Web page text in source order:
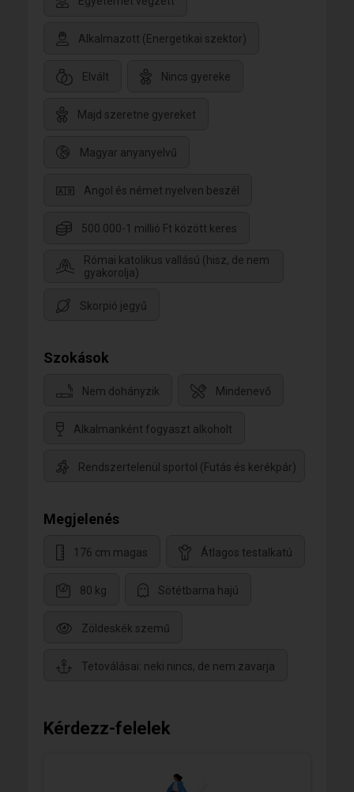
Alkalmazott (Energetikai szektor)
Elvált Nincs gyereke
Majd szeretne gyereket
Magyar anyanyelvű
Angol és német nyelven beszél
500.000-1 millió Ft között keres
Római katolikus vallású (hisz, de nem
gyakorolja)
Skorpió jegyű
Szokások
Nem dohányzik Mindenevő
Alkalmanként fogyaszt alkoholt
Rendszertelenül sportol (Futás és kerékpár)
Megjelenés
176 cm magas Átlagos testalkatú
80 kg Sötétbarna hajú
Zöldeskék szemű
Tetoválásai: neki nincs, de nem zavarja
Kérdezz-felelek